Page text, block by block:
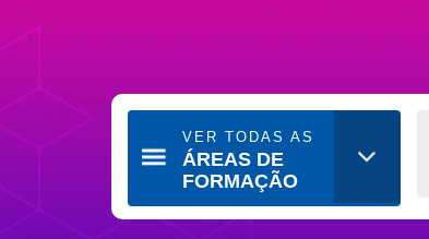
VER TODAS AS
ÁREAS DE
FORMAÇÃO